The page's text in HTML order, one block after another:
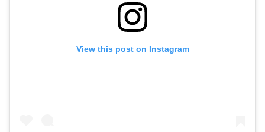
View this post on Instagram